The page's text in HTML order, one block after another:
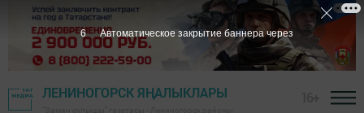
ЛЕНИНОГОРСК ЯҢАЛЫКЛАРЫ
5 Автоматическое закрытие баннера через